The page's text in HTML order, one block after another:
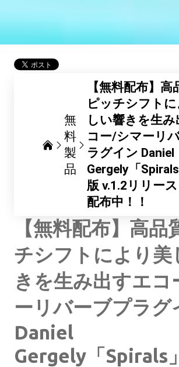
無
料
製
品
【無料配布】高
ピッチシフト
しい響きを生み
コー/シマーリ
ラグイン Daniel
Gergely「
版 v.1.2リリー
配布中！！
【無料配布】高品
チシフトにより美
きを生み出すエコ
ーリバーブプラグ
Daniel
Gergely「Spirals